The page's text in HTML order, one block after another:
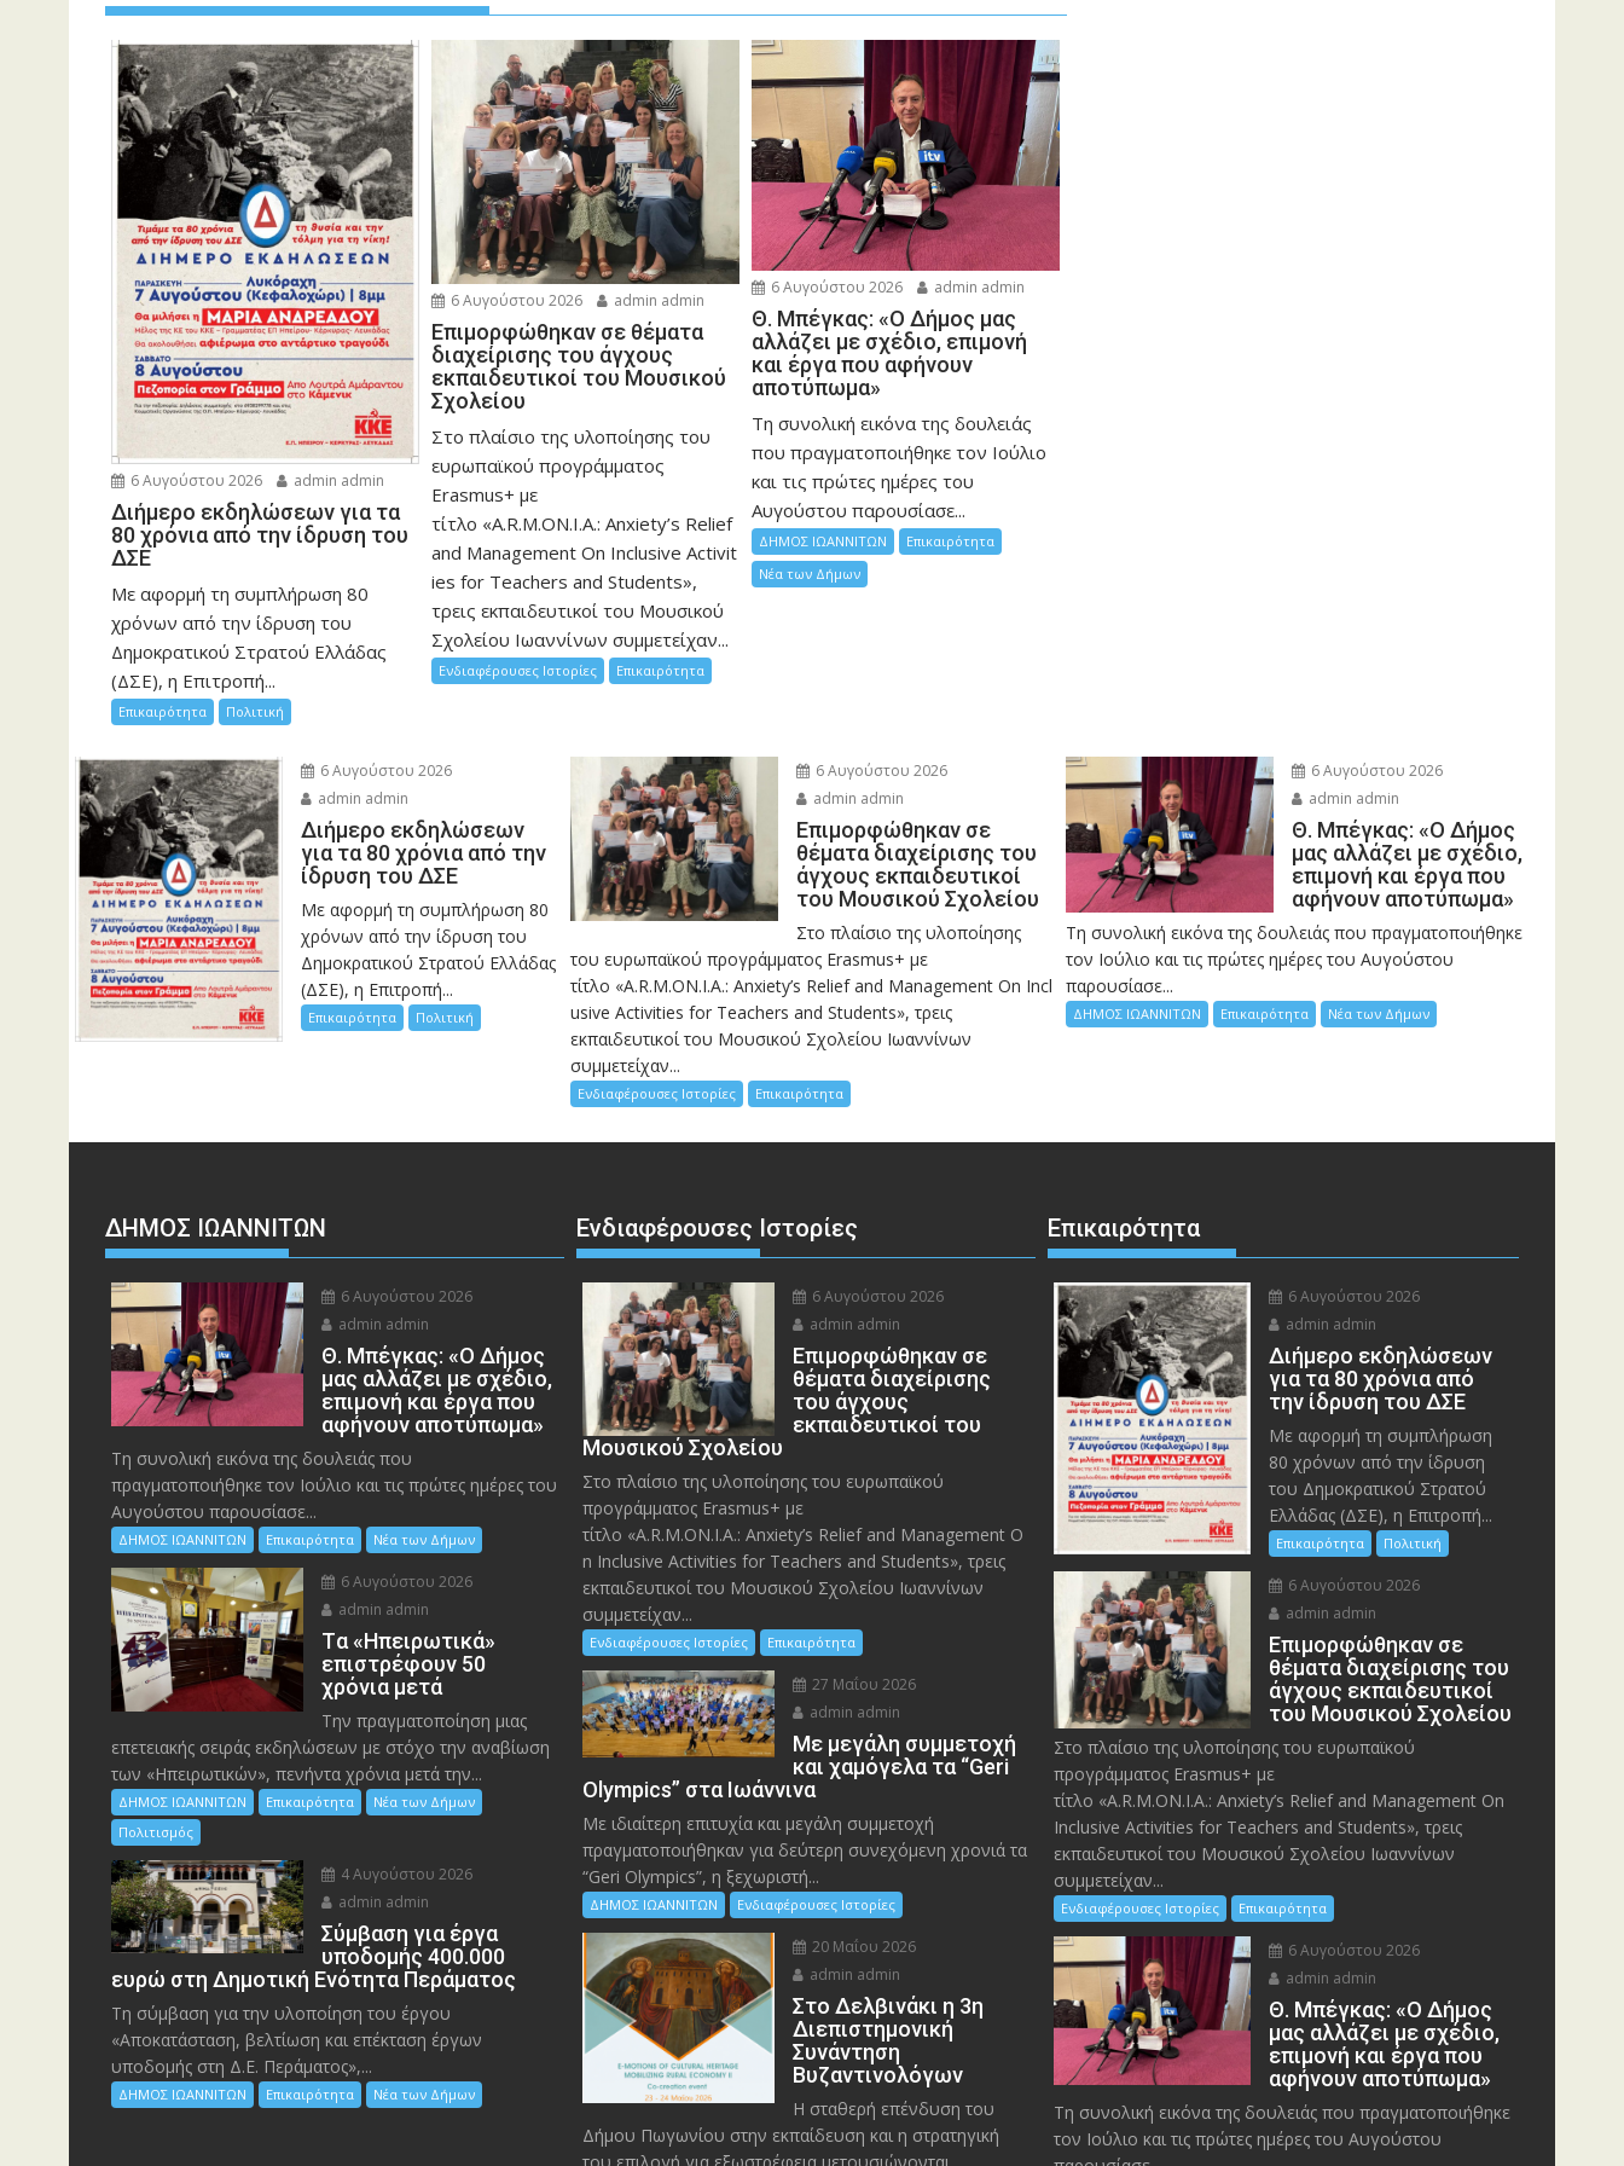
6 Αυγούστου 2026 admin admin
Διήμερο εκδηλώσεων για τα
80 χρόνια από την ίδρυση του
ΔΣΕ
Με αφορμή τη συμπλήρωση 80
χρόνων από την ίδρυση του
Δημοκρατικού Στρατού Ελλάδας
(ΔΣΕ), η Επιτροπή...
Επικαιρότητα Πολιτική
6 Αυγούστου 2026 admin admin
Eπιμορφώθηκαν σε θέματα
διαχείρισης του άγχους
εκπαιδευτικοί του Μουσικού
Σχολείου
Στο πλαίσιο της υλοποίησης του
ευρωπαϊκού προγράμματος
Erasmus+ με
τίτλο «A.R.M.ON.I.A.: Anxiety’s Relief
and Management On Inclusive Activit
ies for Teachers and Students»,
τρεις εκπαιδευτικοί του Μουσικού
Σχολείου Ιωαννίνων συμμετείχαν...
Ενδιαφέρουσες Ιστορίες Επικαιρότητα
6 Αυγούστου 2026 admin admin
Θ. Μπέγκας: «Ο Δήμος μας
αλλάζει με σχέδιο, επιμονή
και έργα που αφήνουν
αποτύπωμα»
Τη συνολική εικόνα της δουλειάς
που πραγματοποιήθηκε τον Ιούλιο
και τις πρώτες ημέρες του
Αυγούστου παρουσίασε...
ΔΗΜΟΣ ΙΩΑΝΝΙΤΩΝ
Επικαιρότητα
Νέα των Δήμων
6 Αυγούστου 2026
admin admin
Διήμερο εκδηλώσεων
για τα 80 χρόνια από την
ίδρυση του ΔΣΕ
Με αφορμή τη συμπλήρωση 80
χρόνων από την ίδρυση του
Δημοκρατικού Στρατού Ελλάδας
(ΔΣΕ), η Επιτροπή...
Επικαιρότητα Πολιτική
6 Αυγούστου 2026
admin admin
Eπιμορφώθηκαν σε
θέματα διαχείρισης του
άγχους εκπαιδευτικοί
του Μουσικού Σχολείου
Στο πλαίσιο της υλοποίησης
του ευρωπαϊκού προγράμματος Erasmus+ με
τίτλο «A.R.M.ON.I.A.: Anxiety’s Relief and Management On Incl
usive Activities for Teachers and Students», τρεις
εκπαιδευτικοί του Μουσικού Σχολείου Ιωαννίνων
συμμετείχαν...
Ενδιαφέρουσες Ιστορίες Επικαιρότητα
6 Αυγούστου 2026
admin admin
Θ. Μπέγκας: «Ο Δήμος
μας αλλάζει με σχέδιο,
επιμονή και έργα που
αφήνουν αποτύπωμα»
Τη συνολική εικόνα της δουλειάς που πραγματοποιήθηκε
τον Ιούλιο και τις πρώτες ημέρες του Αυγούστου
παρουσίασε...
ΔΗΜΟΣ ΙΩΑΝΝΙΤΩΝ Επικαιρότητα Νέα των Δήμων
ΔΗΜΟΣ ΙΩΑΝΝΙΤΩΝ
6 Αυγούστου 2026
admin admin
Θ. Μπέγκας: «Ο Δήμος
μας αλλάζει με σχέδιο,
επιμονή και έργα που
αφήνουν αποτύπωμα»
Τη συνολική εικόνα της δουλειάς που
πραγματοποιήθηκε τον Ιούλιο και τις πρώτες ημέρες του
Αυγούστου παρουσίασε...
ΔΗΜΟΣ ΙΩΑΝΝΙΤΩΝ Επικαιρότητα Νέα των Δήμων
6 Αυγούστου 2026
admin admin
Tα «Ηπειρωτικά»
επιστρέφουν 50
χρόνια μετά
Την πραγματοποίηση μιας
επετειακής σειράς εκδηλώσεων με στόχο την αναβίωση
των «Ηπειρωτικών», πενήντα χρόνια μετά την...
ΔΗΜΟΣ ΙΩΑΝΝΙΤΩΝ Επικαιρότητα
Νέα των Δήμων
Πολιτισμός
4 Αυγούστου 2026
admin admin
Σύμβαση για έργα
υποδομής 400.000
ευρώ στη Δημοτική Ενότητα Περάματος
Τη σύμβαση για την υλοποίηση του έργου
«Αποκατάσταση, βελτίωση και επέκταση έργων
υποδομής στη Δ.Ε. Περάματος»,...
ΔΗΜΟΣ ΙΩΑΝΝΙΤΩΝ Επικαιρότητα Νέα των Δήμων
Ενδιαφέρουσες Ιστορίες
6 Αυγούστου 2026
admin admin
Eπιμορφώθηκαν σε
θέματα διαχείρισης
του άγχους
εκπαιδευτικοί του
Μουσικού Σχολείου
Στο πλαίσιο της υλοποίησης του ευρωπαϊκού
προγράμματος Erasmus+ με
τίτλο «A.R.M.ON.I.A.: Anxiety’s Relief and Management O
n Inclusive Activities for Teachers and Students», τρεις
εκπαιδευτικοί του Μουσικού Σχολείου Ιωαννίνων
συμμετείχαν...
Ενδιαφέρουσες Ιστορίες Επικαιρότητα
27 Μαΐου 2026
admin admin
Με μεγάλη συμμετοχή
και χαμόγελα τα “Geri
Olympics” στα Ιωάννινα
Με ιδιαίτερη επιτυχία και μεγάλη συμμετοχή
πραγματοποιήθηκαν για δεύτερη συνεχόμενη χρονιά τα
“Geri Olympics”, η ξεχωριστή...
ΔΗΜΟΣ ΙΩΑΝΝΙΤΩΝ Ενδιαφέρουσες Ιστορίες
20 Μαΐου 2026
admin admin
Στο Δελβινάκι η 3η
Διεπιστημονική
Συνάντηση
Βυζαντινολόγων
Η σταθερή επένδυση του
Δήμου Πωγωνίου στην εκπαίδευση και η στρατηγική
Επικαιρότητα
6 Αυγούστου 2026
admin admin
Διήμερο εκδηλώσεων
για τα 80 χρόνια από
την ίδρυση του ΔΣΕ
Με αφορμή τη συμπλήρωση
80 χρόνων από την ίδρυση
του Δημοκρατικού Στρατού
Ελλάδας (ΔΣΕ), η Επιτροπή...
Επικαιρότητα Πολιτική
6 Αυγούστου 2026
admin admin
Eπιμορφώθηκαν σε
θέματα διαχείρισης του
άγχους εκπαιδευτικοί
του Μουσικού Σχολείου
Στο πλαίσιο της υλοποίησης του ευρωπαϊκού
προγράμματος Erasmus+ με
τίτλο «A.R.M.ON.I.A.: Anxiety’s Relief and Management On
Inclusive Activities for Teachers and Students», τρεις
εκπαιδευτικοί του Μουσικού Σχολείου Ιωαννίνων
συμμετείχαν...
Ενδιαφέρουσες Ιστορίες Επικαιρότητα
6 Αυγούστου 2026
admin admin
Θ. Μπέγκας: «Ο Δήμος
μας αλλάζει με σχέδιο,
επιμονή και έργα που
αφήνουν αποτύπωμα»
Τη συνολική εικόνα της δουλειάς που πραγματοποιήθηκε
τον Ιούλιο και τις πρώτες ημέρες του Αυγούστου